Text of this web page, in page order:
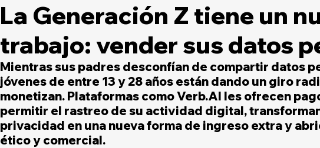
La Generación Z tiene un
trabajo: vender sus datos
Mientras sus padres desconfían de compartir datos
jóvenes de entre 13 y 28 años están dando un giro
monetizan. Plataformas como Verb.AI les ofrecen
permitir el rastreo de su actividad digital,
privacidad en una nueva forma de ingreso extra y
ético y comercial.